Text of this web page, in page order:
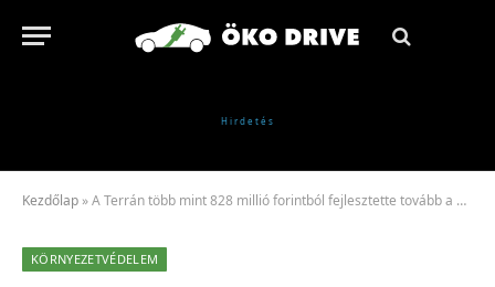
Kezdőlap »A Terrán több mint 828 millió forintból fejlesztette tovább a Generon napelemes tetőcserepet
KÖRNYEZETVÉDELEM